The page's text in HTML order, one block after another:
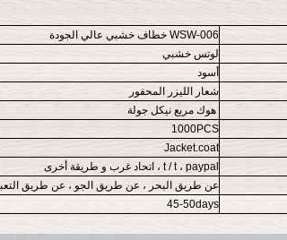
WSW-006 خطاف خشبي عالي الجودة
لوتس خشبي
أسود
شعار الليزر المحفور
هوك مربع نيكل جولة
1000PCS
Jacket.coat
t / t ، paypal ، اتحاد غرب و طريقة أخرى
عن طريق البحر ، عن طريق الجو ، عن طريق
45-50days